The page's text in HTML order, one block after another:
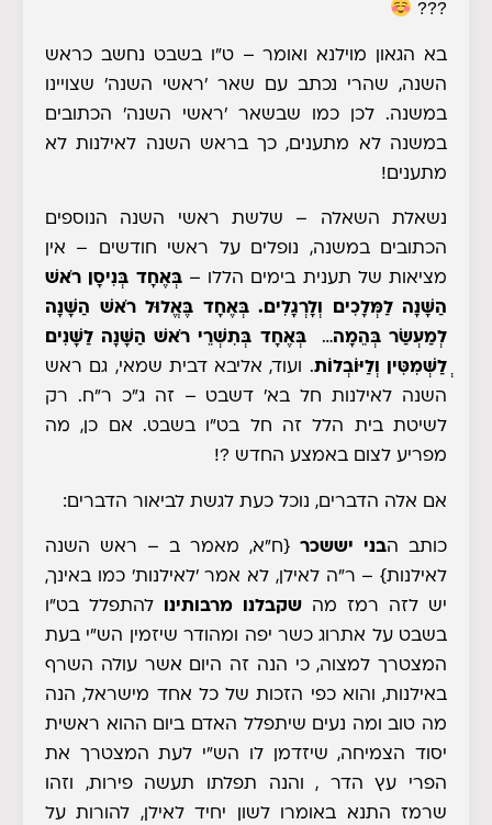
???
בא הגאון מוילנא ואומר– ט"ו בשבט נחשב כראש
השנה, שהרי נכתב עם שאר 'ראשי השנה' שצויינו
במשנה. לכן כמו שבשאר 'ראשי השנה' הכתובים
במשנה לא מתענים, כך בראש השנה לאילנות לא
מתענים!
נשאלת השאלה – שלשת ראשי השנה הנוספים
הכתובים במשנה, נופלים על ראשי חודשים – אין
מציאות של תענית בימים הללו –בְּאֶחָד בְּנִיסָן רֹאשׁ
הַשָּׁנָה לַמְּלָכִים וְלָרְגָלִים. בְּאֶחָד בֶּאֱלוּל רֹאשׁ הַשָּׁנָה
לְמַעְשַׂר בְּהֵמָה…
בְּאֶחָד בְּתִשְׁרֵי רֹאשׁ הַשָּׁנָה לַשָּׁנִים
ְלַשְּׁמִטִּין וְלַיּוֹבְלוֹת. ועוד, אליבא דבית שמאי, גם ראש
השנה לאילנות חל בא' דשבט – זה ג"כ ר"ח. רק
לשיטת בית הלל זה חל בט"ו בשבט. אם כן, מה
מפריע לצום באמצע החדש ?!
אם אלה הדברים, נוכל כעת לגשת לביאור הדברים:
כותב הבני יששכר {ח"א, מאמר ב – ראש השנה
לאילנות} – ר"ה לאילן, לא אמר 'לאילנות' כמו באינך,
יש לזה רמז מה שקבלנו מרבותינו
להתפלל בט"ו
בשבט על אתרוג כשר יפה ומהודר שיזמין הש"י בעת
המצטרך למצוה, כי הנה זה היום אשר עולה השרף
באילנות, והוא כפי הזכות של כל אחד מישראל, הנה
מה טוב ומה נעים שיתפלל האדם ביום ההוא ראשית
יסוד הצמיחה, שיזדמן לו הש"י לעת המצטרך את
הפרי עץ הדר , והנה תפלתו תעשה פירות, וזהו
שרמז התנא באומרו לשון יחיד לאילן, להורות על